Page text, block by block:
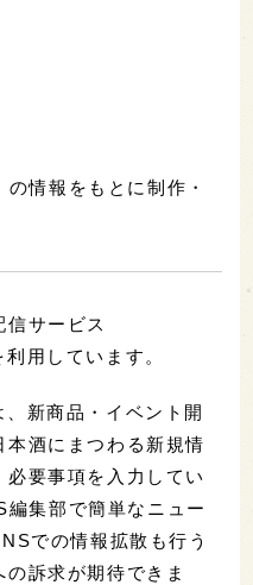
の情報をもとに制作・
信サービス
用しています。
新商品・イベント開
酒にまつわる新規情
要事項を入力してい
集部で簡単なニュー
での情報拡散も行う
訴求が期待できま